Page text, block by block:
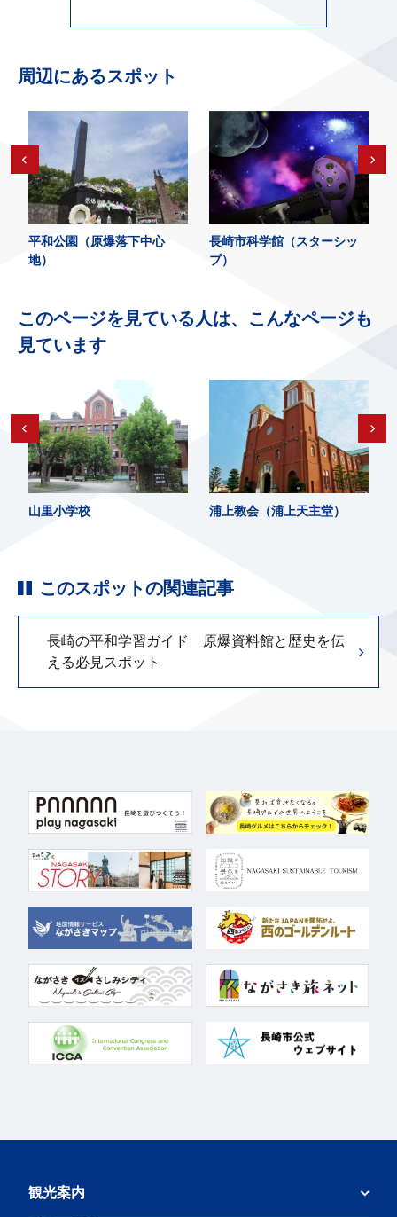
周辺にあるスポット
平和公園（原爆落下中心
地）
長崎市科学館（スターシッ
プ）
このページを見ている人は、こんなページも
見ています
山里小学校 浦上教会（浦上天主堂）
このスポットの関連記事
長崎の平和学習ガイド 原爆資料館と歴史を伝
える必見スポット
観光案内